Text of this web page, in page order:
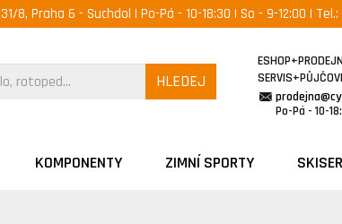
8, Praha 6 - Suchdol | Po-Pá - 10-18:30 | So - 9-12:00 | Tel.:
HLEDEJ
Po-Pá - 10-
KOMPONENTY ZIMNÍ SPORTY